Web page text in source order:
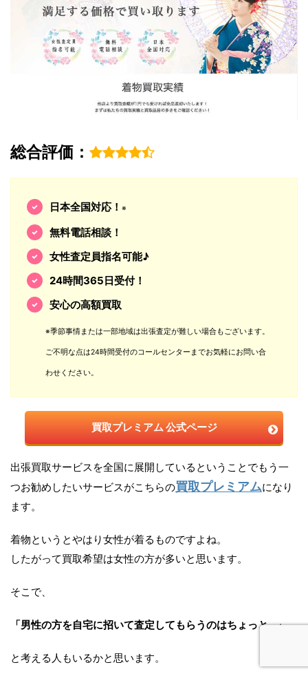
総合評価：
日本全国対応！ ※
無料電話相談！
女性査定員指名可能♪
24時間365日受付！
安心の高額買取
※季節事情または一部地域は出張査定が難しい場合もございます。
ご不明な点は24時間受付のコールセンターまでお気軽にお問い合
わせください。
買取プレミアム 公式ページ
出張買取サービスを全国に展開しているということでもう一
つお勧めしたいサービスがこちらの買取プレミアムになり
ます。
着物というとやはり女性が着るものですよね。
したがって買取希望は女性の方が多いと思います。
そこで、
「男性の方を自宅に招いて査定してもらうのはちょっと…」
と考える人もいるかと思います。